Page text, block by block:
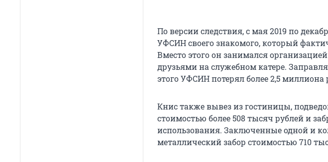
По версии следствия, с мая 2019 по
УФСИН своего знакомого, который
Вместо этого он занимался
друзьями на служебном катере.
этого УФСИН потерял более 2,5 миллиона
Книс также вывез из гостиницы,
стоимостью более 508 тысяч рублей и
использования. Заключенные одной и
металлический забор стоимостью 710